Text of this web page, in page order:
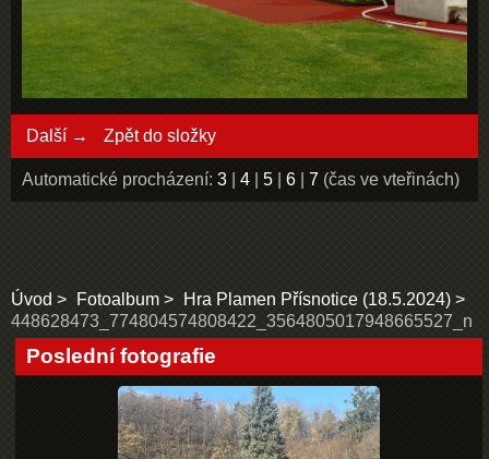
Další → Zpět do složky
Automatické procházení: 3 4 5 6 7 (čas ve vteřinách)
Úvod Fotoalbum
Hra Plamen Přísnotice (18.5.2024)
448628473_774804574808422_3564805017948665527_n
Poslední fotografie